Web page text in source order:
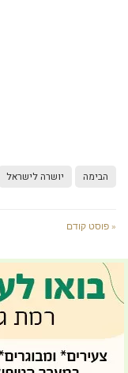
הבימה יושרה לישראל
« פוסט קודם